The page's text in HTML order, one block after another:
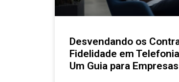
Desvendando os
Fidelidade em
Um Guia para Empresas